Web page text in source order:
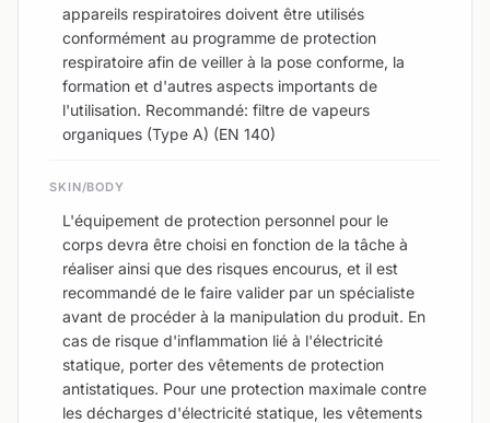
appareils respiratoires doivent être utilisés
conformément au programme de protection
respiratoire afin de veiller à la pose conforme, la
formation et d'autres aspects importants de
l'utilisation. Recommandé: filtre de vapeurs
organiques (Type A) (EN 140)
SKIN/BODY
L'équipement de protection personnel pour le
corps devra être choisi en fonction de la tâche à
réaliser ainsi que des risques encourus, et il est
recommandé de le faire valider par un spécialiste
avant de procéder à la manipulation du produit. En
cas de risque d'inflammation lié à l'électricité
statique, porter des vêtements de protection
antistatiques. Pour une protection maximale contre
les décharges d'électricité statique, les vêtements